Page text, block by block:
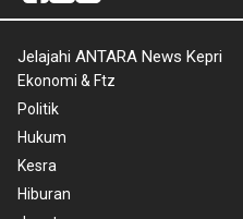
Jelajahi ANTARA News Kepri
Ekonomi & Ftz
Politik
Hukum
Kesra
Hiburan